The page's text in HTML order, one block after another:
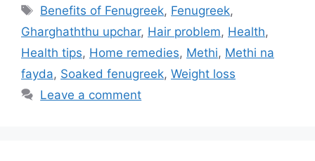
Tags
Benefits of Fenugreek, Fenugreek,
Gharghaththu upchar, Hair problem, Health,
Health tips, Home remedies, Methi, Methi na
fayda, Soaked fenugreek, Weight loss
Leave a comment